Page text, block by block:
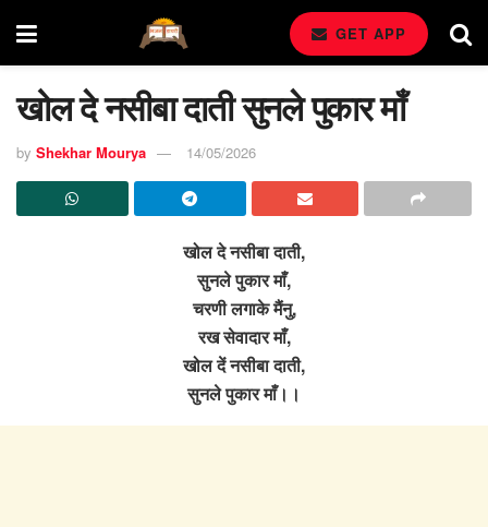
GET APP
खोल दे नसीबा दाती सुनले पुकार माँ
by Shekhar Mourya 14/05/2026
खोल दे नसीबा दाती,
सुनले पुकार माँ,
चरणी लगाके मैंनु,
रख सेवादार माँ,
खोल दें नसीबा दाती,
सुनले पुकार माँ।।